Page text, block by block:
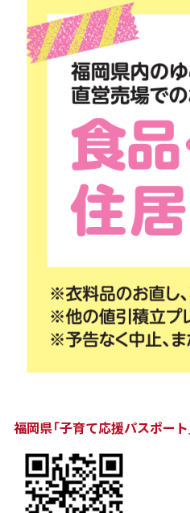
福岡県「子育て応援パスポー